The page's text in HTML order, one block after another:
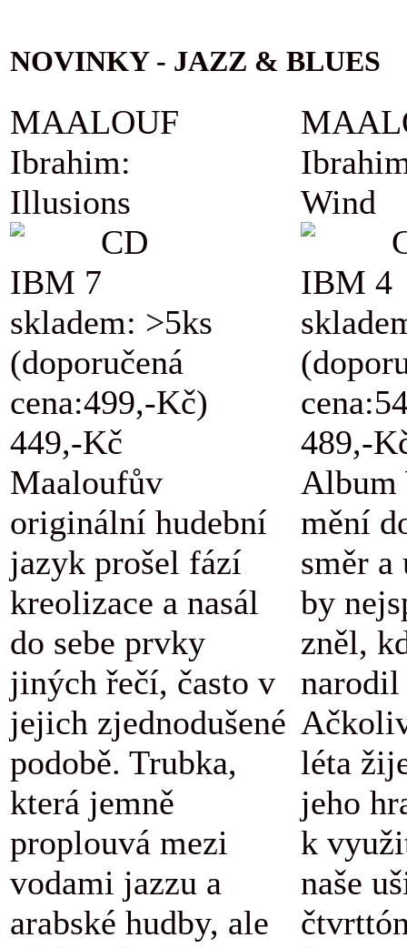
NOVINKY - JAZZ & BLUES
MAALOUF
Ibrahim:
Illusions
CD
IBM 7
skladem: >5ks
(doporučená
cena:499,-Kč)
449,-Kč
Maaloufův
originální hudební
jazyk prošel fází
kreolizace a nasál
do sebe prvky
jiných řečí, často v
jejich zjednodušené
podobě. Trubka,
která jemně
proplouvá mezi
vodami jazzu a
arabské hudby, ale
Wind
IBM 4
489,-
Album
mění
směr a
by
zněl,
léta
jeho
k
naše